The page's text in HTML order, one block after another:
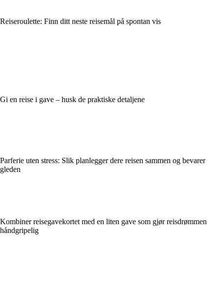
Reiseroulette: Finn ditt neste reisemål på spontan vis
Gi en reise i gave – husk de praktiske detaljene
Parferie uten stress: Slik planlegger dere reisen sammen og bevarer
gleden
Kombiner reisegavekortet med en liten gave som gjør reisdrømmen
håndgripelig